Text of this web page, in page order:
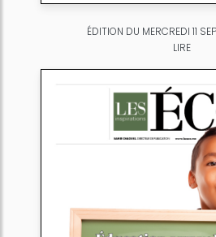
ÉDITION DU MERCREDI 11
LIRE